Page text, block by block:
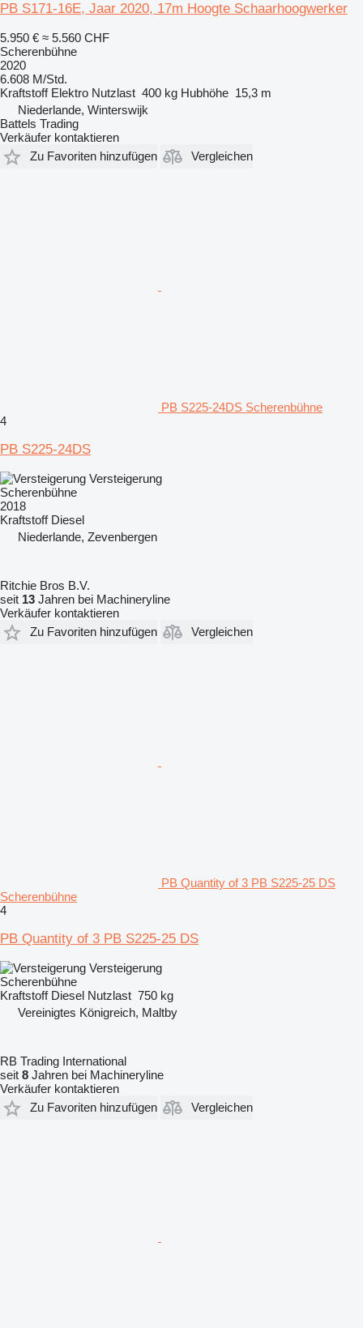
PB S171-16E, Jaar 2020, 17m Hoogte Schaarhoogwerker
5.950 € ≈ 5.560 CHF
Scherenbühne
2020
6.608 M/Std.
Kraftstoff Elektro Nutzlast 400 kg Hubhöhe 15,3 m
Niederlande, Winterswijk
Battels Trading
Verkäufer kontaktieren
Zu Favoriten hinzufügen
Vergleichen
PB S225-24DS Scherenbühne
4
PB S225-24DS
Versteigerung
Scherenbühne
2018
Kraftstoff Diesel
Niederlande, Zevenbergen
Ritchie Bros B.V.
seit 13 Jahren bei Machineryline
Verkäufer kontaktieren
Zu Favoriten hinzufügen
Vergleichen
PB Quantity of 3 PB S225-25 DS
Scherenbühne
4
PB Quantity of 3 PB S225-25 DS
Versteigerung
Scherenbühne
Kraftstoff Diesel Nutzlast 750 kg
Vereinigtes Königreich, Maltby
RB Trading International
seit 8 Jahren bei Machineryline
Verkäufer kontaktieren
Zu Favoriten hinzufügen
Vergleichen